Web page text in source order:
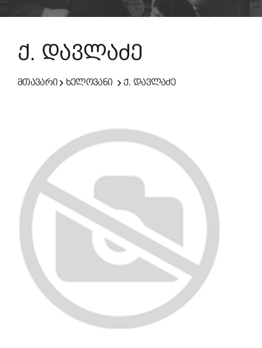
ქ. დავლაძე
მთავარი ხელოვანი ქ. დავლაძე